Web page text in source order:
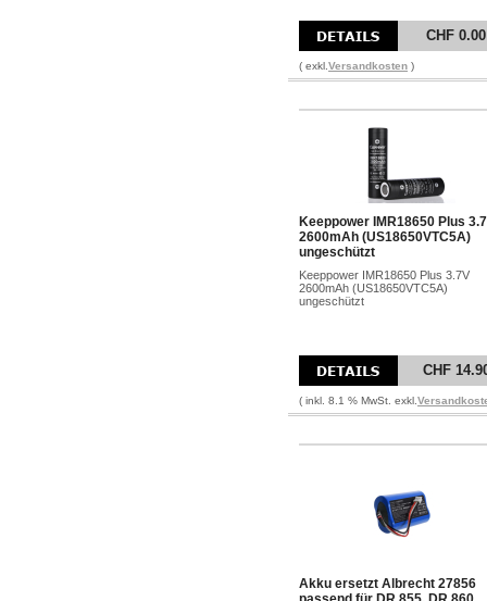
CHF 0.00
( exkl. Versandkosten )
Keeppower IMR18650 Plus
2600mAh (US18650VTC5A)
ungeschützt
Keeppower IMR18650 Plus 3.7V
2600mAh (US18650VTC5A)
ungeschützt
CHF
( inkl. 8.1 % MwSt. exkl.
Akku ersetzt Albrecht 27856